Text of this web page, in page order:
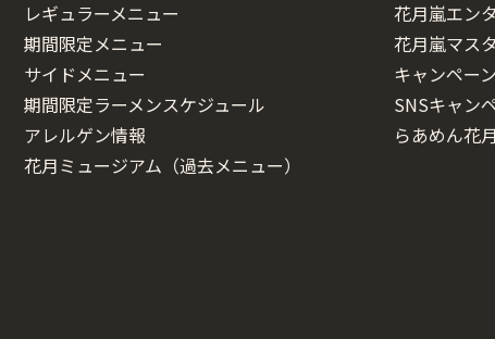
レギュラーメニュー
期間限定メニュー
サイドメニュー
期間限定ラーメンスケジュール
アレルゲン情報
花月ミュージアム（過去メニュー）
花月嵐エン
花月嵐マス
キャンペーン
SNSキャン
らあめん花